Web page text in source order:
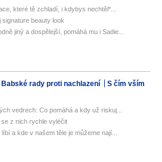
které tě zchladí, i kdybys nechtěl*...
beauty look
jiný a dospělejší, pomáhá mu i Sadie...
Babské rady proti nachlazení
S čím vším
vedrech: Co pomáhá a kdy už riskuj...
z nich rychle vyléčit
a kde v našem těle je můžeme nají...